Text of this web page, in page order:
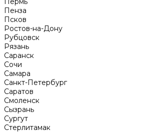
Пенза
Псков
Ростов-на-Дону
Рубцовск
Рязань
Саранск
Сочи
Самара
Санкт-Петербург
Саратов
Смоленск
Сызрань
Сургут
Стерлитамак